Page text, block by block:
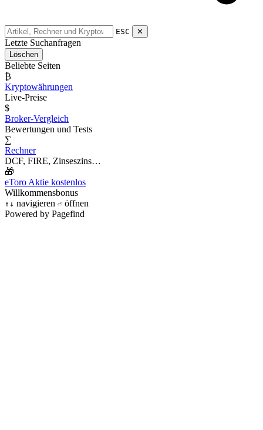
ESC ✕
Letzte Suchanfragen
Löschen
Beliebte Seiten
₿
Kryptowährungen
Live-Preise
$
Broker-Vergleich
Bewertungen und Tests
∑
Rechner
DCF, FIRE, Zinseszins…
🎁
eToro Aktie kostenlos
Willkommensbonus
↑ ↓ navigieren ⏎ öffnen
Powered by Pagefind